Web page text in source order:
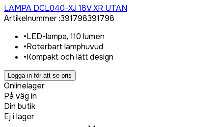
LAMPA DCL040-XJ 18V XR UTAN
Artikelnummer:391798391798
•LED-lampa, 110 lumen
•Roterbart lamphuvud
•Kompakt och lätt design
Logga in för att se pris
Onlinelager
På väg in
Din butik
Ej i lager